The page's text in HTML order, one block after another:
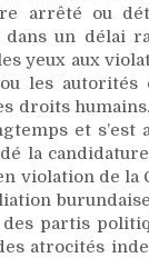
arrêté ou
un délai
yeux aux
les
droits
et s’est
la
de la
partis
atrocités